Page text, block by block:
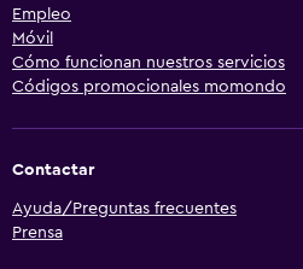
Empleo
Móvil
Cómo funcionan nuestros servicios
Códigos promocionales momondo
Contactar
Ayuda/Preguntas frecuentes
Prensa